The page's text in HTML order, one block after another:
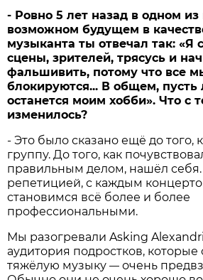
- Ровно 5 лет назад в одном
возможном будущем в
музыканта ты отвечал так: «Я
сцены, зрителей, трясусь и
фальшивить, потому что все
блокируются... В общем, пусть
останется моим хобби». Что с
изменилось?
- Это было сказано ещё до того,
группу. До того, как
правильным делом, нашёл себя.
репетицией, с каждым
становимся всё более и более
профессиональными.
Мы разогревали Asking
аудитория подростков,
тяжёлую музыку— очень